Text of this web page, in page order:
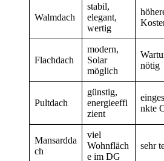
Walmdach
stabil,
elegant,
wertig
Flachdach
modern,
Solar
möglich
nötig
Pultdach
günstig,
energieeffi
zient
nkte
Mansardda
ch
viel
Wohnfläch
e im DG
sehr